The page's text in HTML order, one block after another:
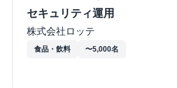
セキュリティ運用
株式会社ロッテ
食品・飲料 〜5,000名